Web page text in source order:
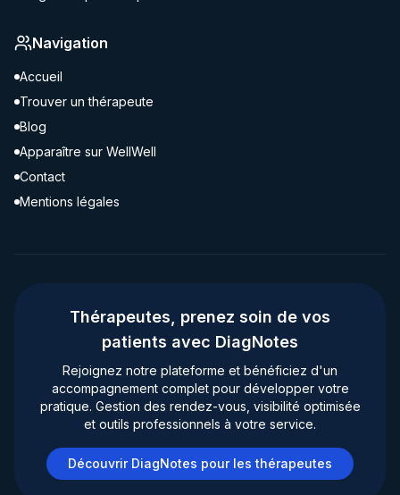
Navigation
Accueil
Trouver un thérapeute
Blog
Apparaître sur WellWell
Contact
Mentions légales
Thérapeutes, prenez soin de vos
patients avec DiagNotes
Rejoignez notre plateforme et bénéficiez d'un
accompagnement complet pour développer votre
pratique. Gestion des rendez-vous, visibilité optimisée
et outils professionnels à votre service.
Découvrir DiagNotes pour les thérapeutes